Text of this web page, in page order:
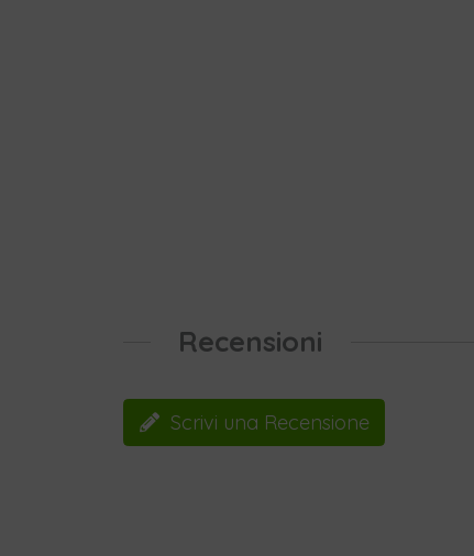
Recensioni
Scrivi una Recensione